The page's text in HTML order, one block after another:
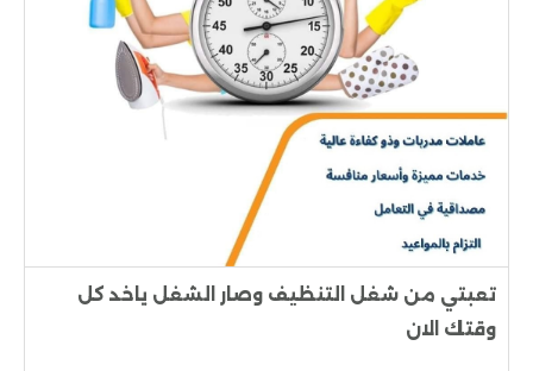
تعبتي من شغل التنظيف وصار الشغل ياخد كل
وقتك الان